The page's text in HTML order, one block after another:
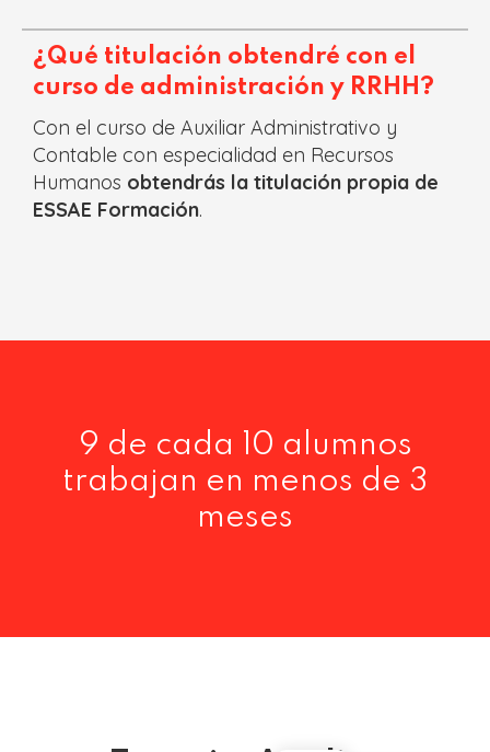
¿Qué titulación obtendré con el
curso de administración y RRHH?
Con el curso de Auxiliar Administrativo y
Contable con especialidad en Recursos
Humanos obtendrás la titulación propia de
ESSAE Formación.
9 de cada 10 alumnos
trabajan en menos de 3
meses